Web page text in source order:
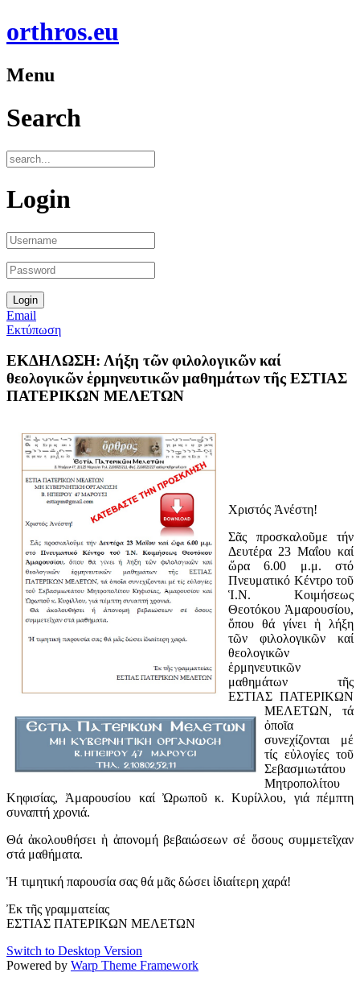
orthros.eu
Menu
Search
Login
Email
Εκτύπωση
ΕΚΔΗΛΩΣΗ: Λήξη τῶν φιλολογικῶν καί
θεολογικῶν ἑρμηνευτικῶν μαθημάτων τῆς ΕΣΤΙΑΣ
ΠΑΤΕΡΙΚΩΝ ΜΕΛΕΤΩΝ
Χριστός Ἀνέστη!
Σᾶς προσκαλοῦμε τήν
Δευτέρα 23 Μαΐου καί
ὥρα 6.00 μ.μ. στό
Πνευματικό Κέντρο τοῦ
Ἱ.Ν. Κοιμήσεως
Θεοτόκου Ἀμαρουσίου,
ὅπου θά γίνει ἡ λήξη
τῶν φιλολογικῶν καί
θεολογικῶν
ἑρμηνευτικῶν
μαθημάτων τῆς
ΕΣΤΙΑΣ ΠΑΤΕΡΙΚΩΝ
ΜΕΛΕΤΩΝ, τά
ὀποῖα
συνεχίζονται μέ
τίς εὐλογίες τοῦ
Σεβασμιωτάτου
Μητροπολίτου
Κηφισίας, Ἀμαρουσίου καί Ὠρωποῦ κ. Κυρίλλου, γιά πέμπτη
συναπτή χρονιά.
Θά ἀκολουθήσει ἡ ἀπονομή βεβαιώσεων σέ ὅσους συμμετεῖχαν
στά μαθήματα.
Ἡ τιμητική παρουσία σας θά μᾶς δώσει ἰδιαίτερη χαρά!
Ἐκ τῆς γραμματείας
ΕΣΤΙΑΣ ΠΑΤΕΡΙΚΩΝ ΜΕΛΕΤΩΝ
Switch to Desktop Version
Powered by Warp Theme Framework